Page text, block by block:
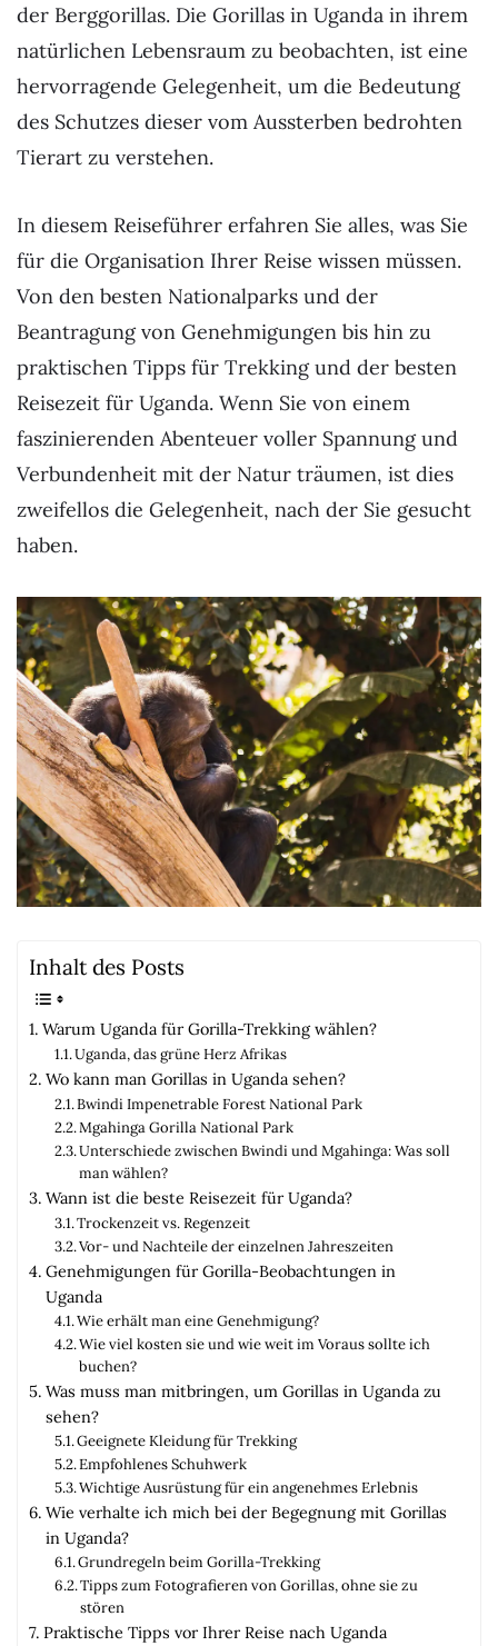
der Berggorillas. Die Gorillas in Uganda in ihrem
natürlichen Lebensraum zu beobachten, ist eine
hervorragende Gelegenheit, um die Bedeutung
des Schutzes dieser vom Aussterben bedrohten
Tierart zu verstehen.
In diesem Reiseführer erfahren Sie alles, was Sie
für die Organisation Ihrer Reise wissen müssen.
Von den besten Nationalparks und der
Beantragung von Genehmigungen bis hin zu
praktischen Tipps für Trekking und der besten
Reisezeit für Uganda. Wenn Sie von einem
faszinierenden Abenteuer voller Spannung und
Verbundenheit mit der Natur träumen, ist dies
zweifellos die Gelegenheit, nach der Sie gesucht
haben.
Inhalt des Posts
Warum Uganda für Gorilla-Trekking wählen?
Uganda, das grüne Herz Afrikas
Wo kann man Gorillas in Uganda sehen?
Bwindi Impenetrable Forest National Park
Mgahinga Gorilla National Park
Unterschiede zwischen Bwindi und Mgahinga: Was soll
man wählen?
Wann ist die beste Reisezeit für Uganda?
Trockenzeit vs. Regenzeit
Vor- und Nachteile der einzelnen Jahreszeiten
Genehmigungen für Gorilla-Beobachtungen in
Uganda
Wie erhält man eine Genehmigung?
Wie viel kosten sie und wie weit im Voraus sollte ich
buchen?
Was muss man mitbringen, um Gorillas in Uganda zu
sehen?
Geeignete Kleidung für Trekking
Empfohlenes Schuhwerk
Wichtige Ausrüstung für ein angenehmes Erlebnis
Wie verhalte ich mich bei der Begegnung mit Gorillas
in Uganda?
Grundregeln beim Gorilla-Trekking
Tipps zum Fotografieren von Gorillas, ohne sie zu
stören
Praktische Tipps vor Ihrer Reise nach Uganda